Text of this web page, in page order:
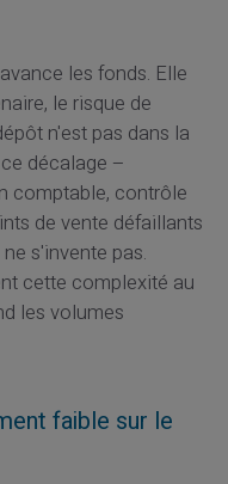
les fonds. Elle
le risque de
n'est pas dans la
décalage –
comptable, contrôle
de vente défaillants
s'invente pas.
cette complexité au
les volumes
faible sur le